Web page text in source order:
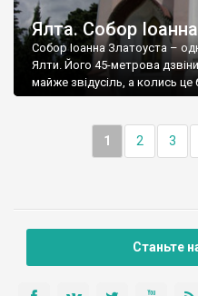
Ялта. Собор
Собор Іоанна Златоуста –
Ялти. Його 45-метрова
майже звідусіль, а колись це
1 2 3
Станьте